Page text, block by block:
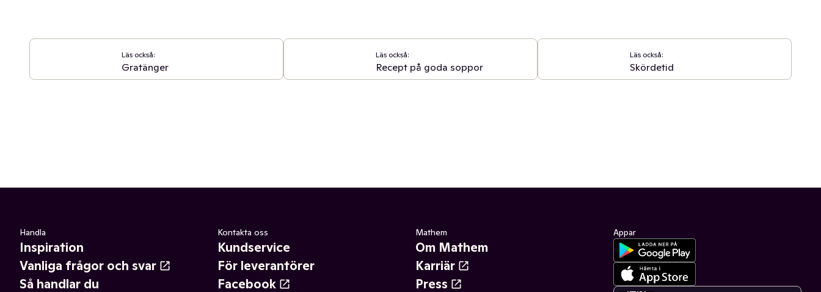
Läs också:
Gratänger
Läs också:
Recept på goda soppor
Läs också:
Skördetid
Handla
Inspiration
Vanliga frågor och svar
Så handlar du
Kontakta oss
Kundservice
För leverantörer
Facebook
Mathem
Om Mathem
Karriär
Press
Appar